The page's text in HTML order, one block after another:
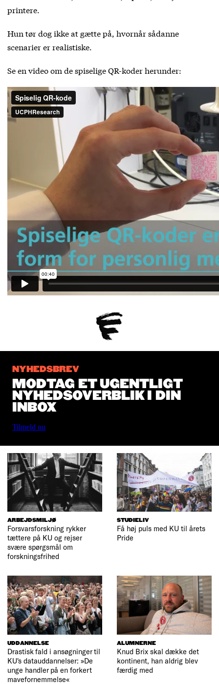
printere.
Hun tør dog ikke at gætte på, hvornår sådanne
scenarier er realistiske.
Se en video om de spiselige QR-koder herunder:
NYHEDSBREV
MODTAG ET UGENTLIGT
NYHEDSOVERBLIK I DIN
INBOX
Tilmeld nu
ARBEJDSMILJØ
Forsvarsforskning rykker
tættere på KU og rejser
svære spørgsmål om
forskningsfrihed
STUDIELIV
Få høj puls med KU til årets
Pride
UDDANNELSE
Drastisk fald i ansøgninger til
KU's datauddannelser: »De
unge handler på en forkert
mavefornemmelse«
ALUMNERNE
Knud Brix skal dække det
kontinent, han aldrig blev
færdig med